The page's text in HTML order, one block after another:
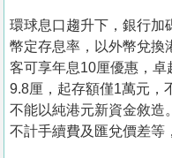
環球息口趨升下，銀行加
幣定存息率，以外幣兌換
客可享年息10厘優惠，
9.8厘，起存額僅1萬元，
不能以純港元新資金敘造
不計手續費及匯兌價差等